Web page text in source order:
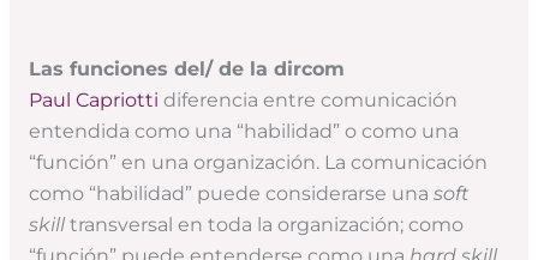
Las funciones del/ de la dircom
Paul Capriotti diferencia entre comunicación
entendida como una “habilidad” o como una
“función” en una organización. La comunicación
como “habilidad” puede considerarse una soft
skilltransversal en toda la organización; como
“función” puede entenderse como una hard skill